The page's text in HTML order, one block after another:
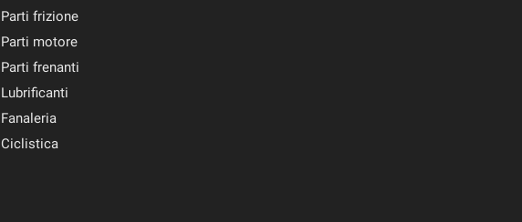
Parti frizione
Parti motore
Parti frenanti
Lubrificanti
Fanaleria
Ciclistica